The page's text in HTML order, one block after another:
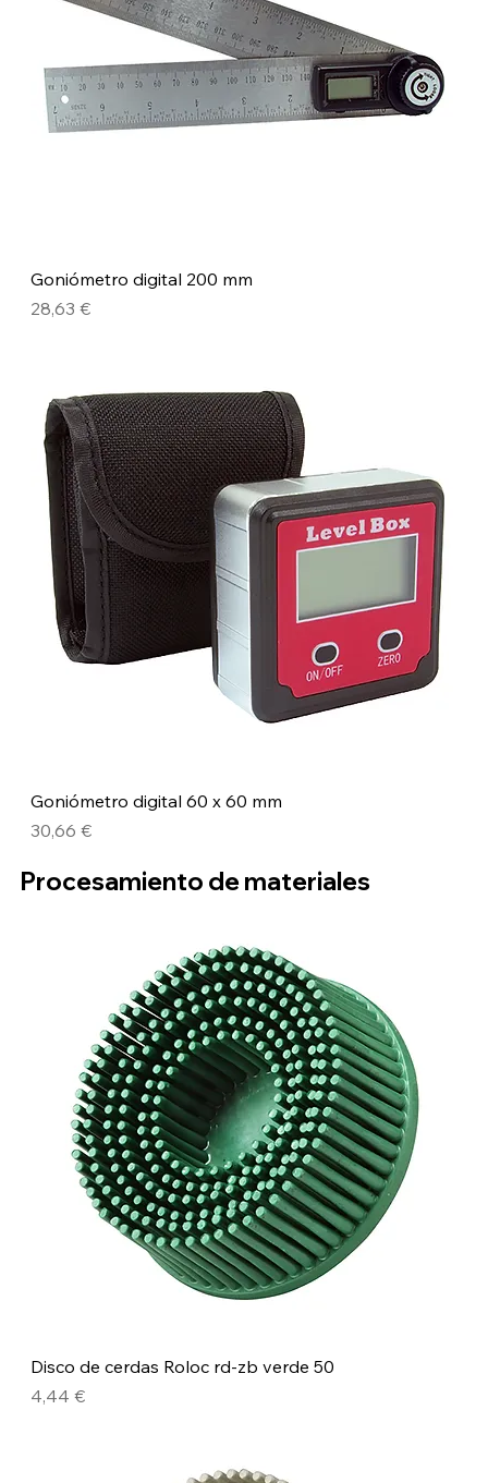
Goniómetro digital 200 mm
Precio
28,63 €
Goniómetro digital 60 x 60 mm
Precio
30,66 €
Disco de cerdas Roloc rd-zb verde 50
Precio
4,44 €
Procesamiento de materiales